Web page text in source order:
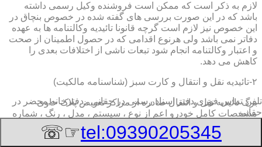
لازم به ذکر است که ممکن است فروشنده وکیل رسمی داشته
باشد که در این صورت بررسی های گفته شده در خصوص بنچاق در
این خصوص نیز لازم است گرچه قانونا تائیدیه وکالتنامه ها به عهده
دفاتر نمی باشد ولی هرنوع اقدامی که در حصول اطمینان از صحت
و اعتبار وکالتنامه انجام شود تبعات ناشی از اختلافات بعدی را
کاهش می دهد.
۲-تائیدیه نقل و انتقال و کارت سبز (شناسنامه مالکیت)
برگ تائیدیه نقل و انتقال صادره از مراکز تعویض پلاک حاوی
مشخصات کامل خودرو اعم از نوع ، سیستم ، مدل ، رنگ ، شماره
صدر صفحه و مشخصات فروشنده و خریدار اعم از مشخصات
تلفن تماس فوریدفتر اسناد رسمی در حقانی , دفترخانه,محضر در
حقانی
tel:09390205345
☞☏